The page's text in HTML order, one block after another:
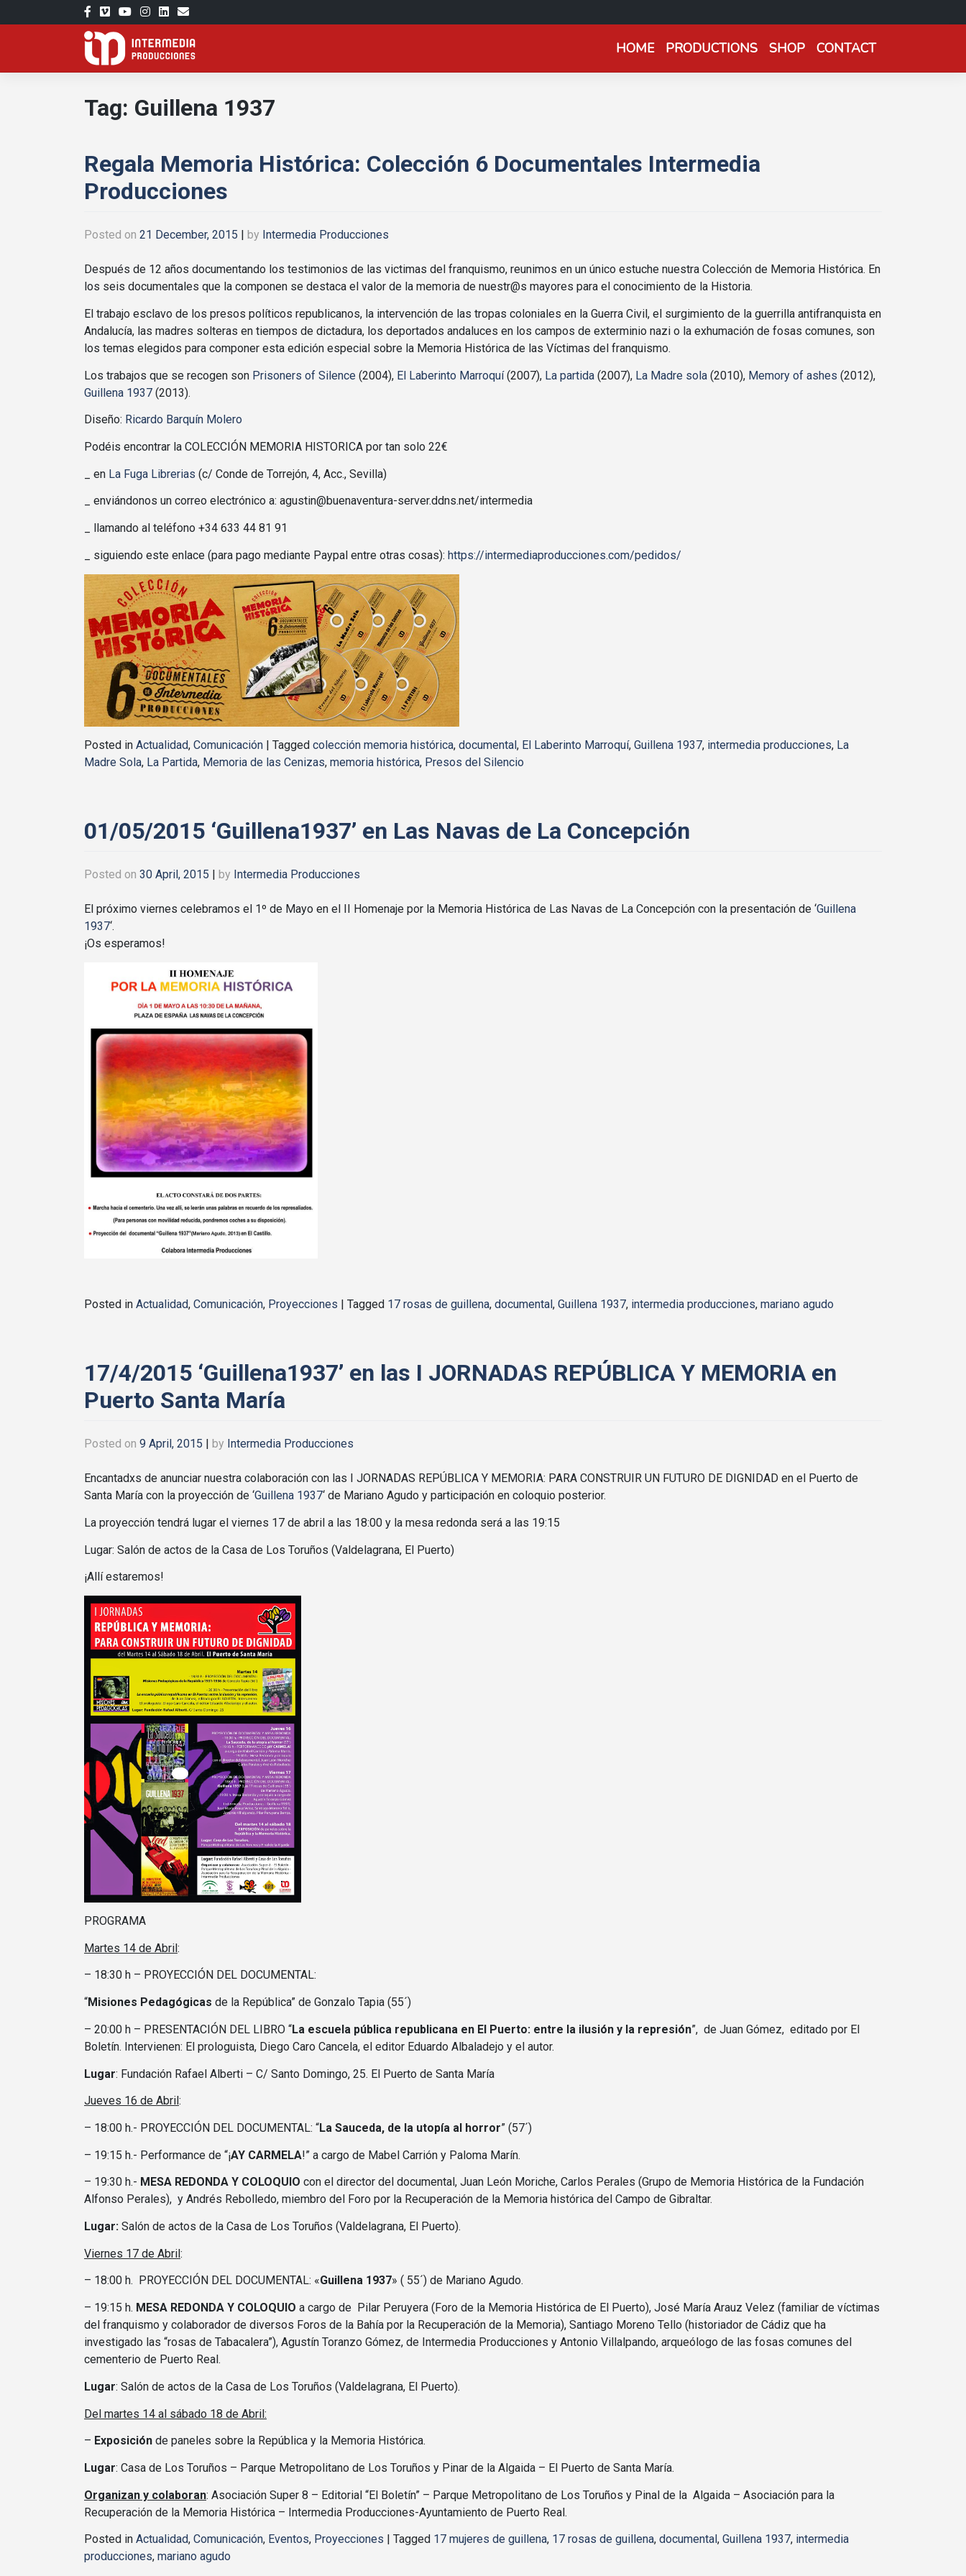
to
HOME PRODUCTIONS SHOP CONTACT
Tag: Guillena 1937
Regala Memoria Histórica: Colección 6 Documentales Intermedia
Producciones
Posted on 21 December, 2015 by Intermedia Producciones
Después de 12 años documentando los testimonios de las victimas del franquismo, reunimos en un único estuche nuestra Colección de Memoria Histórica. En
los seis documentales que la componen se destaca el valor de la memoria de nuestr@s mayores para el conocimiento de la Historia.
El trabajo esclavo de los presos políticos republicanos, la intervención de las tropas coloniales en la Guerra Civil, el surgimiento de la guerrilla antifranquista en
Andalucía, las madres solteras en tiempos de dictadura, los deportados andaluces en los campos de exterminio nazi o la exhumación de fosas comunes, son
los temas elegidos para componer esta edición especial sobre la Memoria Histórica de las Víctimas del franquismo.
Los trabajos que se recogen son Prisoners of Silence (2004), El Laberinto Marroquí(2007), La partida (2007), La Madre sola (2010), Memory of ashes (2012),
Guillena 1937 (2013).
Diseño: Ricardo Barquín Molero
Podéis encontrar la COLECCIÓN MEMORIA HISTORICA por tan solo 22€
_ en La Fuga Librerias (c/ Conde de Torrejón, 4, Acc., Sevilla)
_ enviándonos un correo electrónico a: agustin@buenaventura-server.ddns.net/intermedia
_ llamando al teléfono +34 633 44 81 91
_ siguiendo este enlace (para pago mediante Paypal entre otras cosas): https://intermediaproducciones.com/pedidos/
Posted in Actualidad, Comunicación | Tagged colección memoria histórica, documental, El Laberinto Marroquí, Guillena 1937, intermedia producciones, La
Madre Sola, La Partida, Memoria de las Cenizas, memoria histórica, Presos del Silencio
01/05/2015 ‘Guillena1937’ en Las Navas de La Concepción
Posted on 30 April, 2015 by Intermedia Producciones
El próximo viernes celebramos el 1º de Mayo en el II Homenaje por la Memoria Histórica de Las Navas de La Concepción con la presentación de ‘Guillena
1937‘.
¡Os esperamos!
Posted in Actualidad, Comunicación, Proyecciones | Tagged 17 rosas de guillena, documental, Guillena 1937, intermedia producciones, mariano agudo
17/4/2015 ‘Guillena1937’ en las I JORNADAS REPÚBLICA Y MEMORIA en
Puerto Santa María
Posted on 9 April, 2015 by Intermedia Producciones
Encantadxs de anunciar nuestra colaboración con las I JORNADAS REPÚBLICA Y MEMORIA: PARA CONSTRUIR UN FUTURO DE DIGNIDAD en el Puerto de
Santa María con la proyección de ‘Guillena 1937‘ de Mariano Agudo y participación en coloquio posterior.
La proyección tendrá lugar el viernes 17 de abril a las 18:00 y la mesa redonda será a las 19:15
Lugar: Salón de actos de la Casa de Los Toruños (Valdelagrana, El Puerto)
¡Allí estaremos!
PROGRAMA
Martes 14 de Abril:
– 18:30 h – PROYECCIÓN DEL DOCUMENTAL:
“Misiones Pedagógicas de la República” de Gonzalo Tapia (55´)
– 20:00 h – PRESENTACIÓN DEL LIBRO “La escuela pública republicana en El Puerto: entre la ilusión y la represión”, de Juan Gómez, editado por El
Boletín. Intervienen: El prologuista, Diego Caro Cancela, el editor Eduardo Albaladejo y el autor.
Lugar: Fundación Rafael Alberti – C/ Santo Domingo, 25. El Puerto de Santa María
Jueves 16 de Abril :
– 18:00 h.- PROYECCIÓN DEL DOCUMENTAL: “La Sauceda, de la utopía al horror” (57´)
– 19:15 h.- Performance de “¡AY CARMELA!” a cargo de Mabel Carrión y Paloma Marín.
– 19:30 h.- MESA REDONDA Y COLOQUIO con el director del documental, Juan León Moriche, Carlos Perales (Grupo de Memoria Histórica de la Fundación
Alfonso Perales), y Andrés Rebolledo, miembro del Foro por la Recuperación de la Memoria histórica del Campo de Gibraltar.
Lugar: Salón de actos de la Casa de Los Toruños (Valdelagrana, El Puerto).
Viernes 17 de Abril:
– 18:00 h. PROYECCIÓN DEL DOCUMENTAL: «Guillena 1937» ( 55´) de Mariano Agudo.
– 19:15 h. MESA REDONDA Y COLOQUIO a cargo de Pilar Peruyera (Foro de la Memoria Histórica de El Puerto), José María Arauz Velez (familiar de víctimas
del franquismo y colaborador de diversos Foros de la Bahía por la Recuperación de la Memoria), Santiago Moreno Tello (historiador de Cádiz que ha
investigado las “rosas de Tabacalera”), Agustín Toranzo Gómez, de Intermedia Producciones y Antonio Villalpando, arqueólogo de las fosas comunes del
cementerio de Puerto Real.
Lugar: Salón de actos de la Casa de Los Toruños (Valdelagrana, El Puerto).
Del martes 14 al sábado 18 de Abril:
– Exposición de paneles sobre la República y la Memoria Histórica.
Lugar: Casa de Los Toruños – Parque Metropolitano de Los Toruños y Pinar de la Algaida – El Puerto de Santa María.
Organizan y colaboran: Asociación Super 8 – Editorial “El Boletín” – Parque Metropolitano de Los Toruños y Pinal de la Algaida – Asociación para la
Recuperación de la Memoria Histórica – Intermedia Producciones-Ayuntamiento de Puerto Real.
Posted in Actualidad, Comunicación, Eventos, Proyecciones Tagged 17 mujeres de guillena, 17 rosas de guillena, documental , Guillena 1937, intermedia
producciones, mariano agudo